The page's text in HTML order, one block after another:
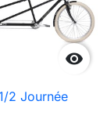

2 Journée